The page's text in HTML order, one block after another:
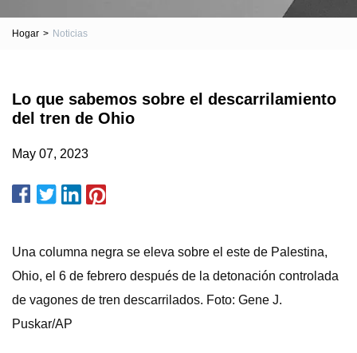
Hogar > Noticias
Lo que sabemos sobre el descarrilamiento
del tren de Ohio
May 07, 2023
Una columna negra se eleva sobre el este de Palestina,
Ohio, el 6 de febrero después de la detonación controlada
de vagones de tren descarrilados. Foto: Gene J.
Puskar/AP